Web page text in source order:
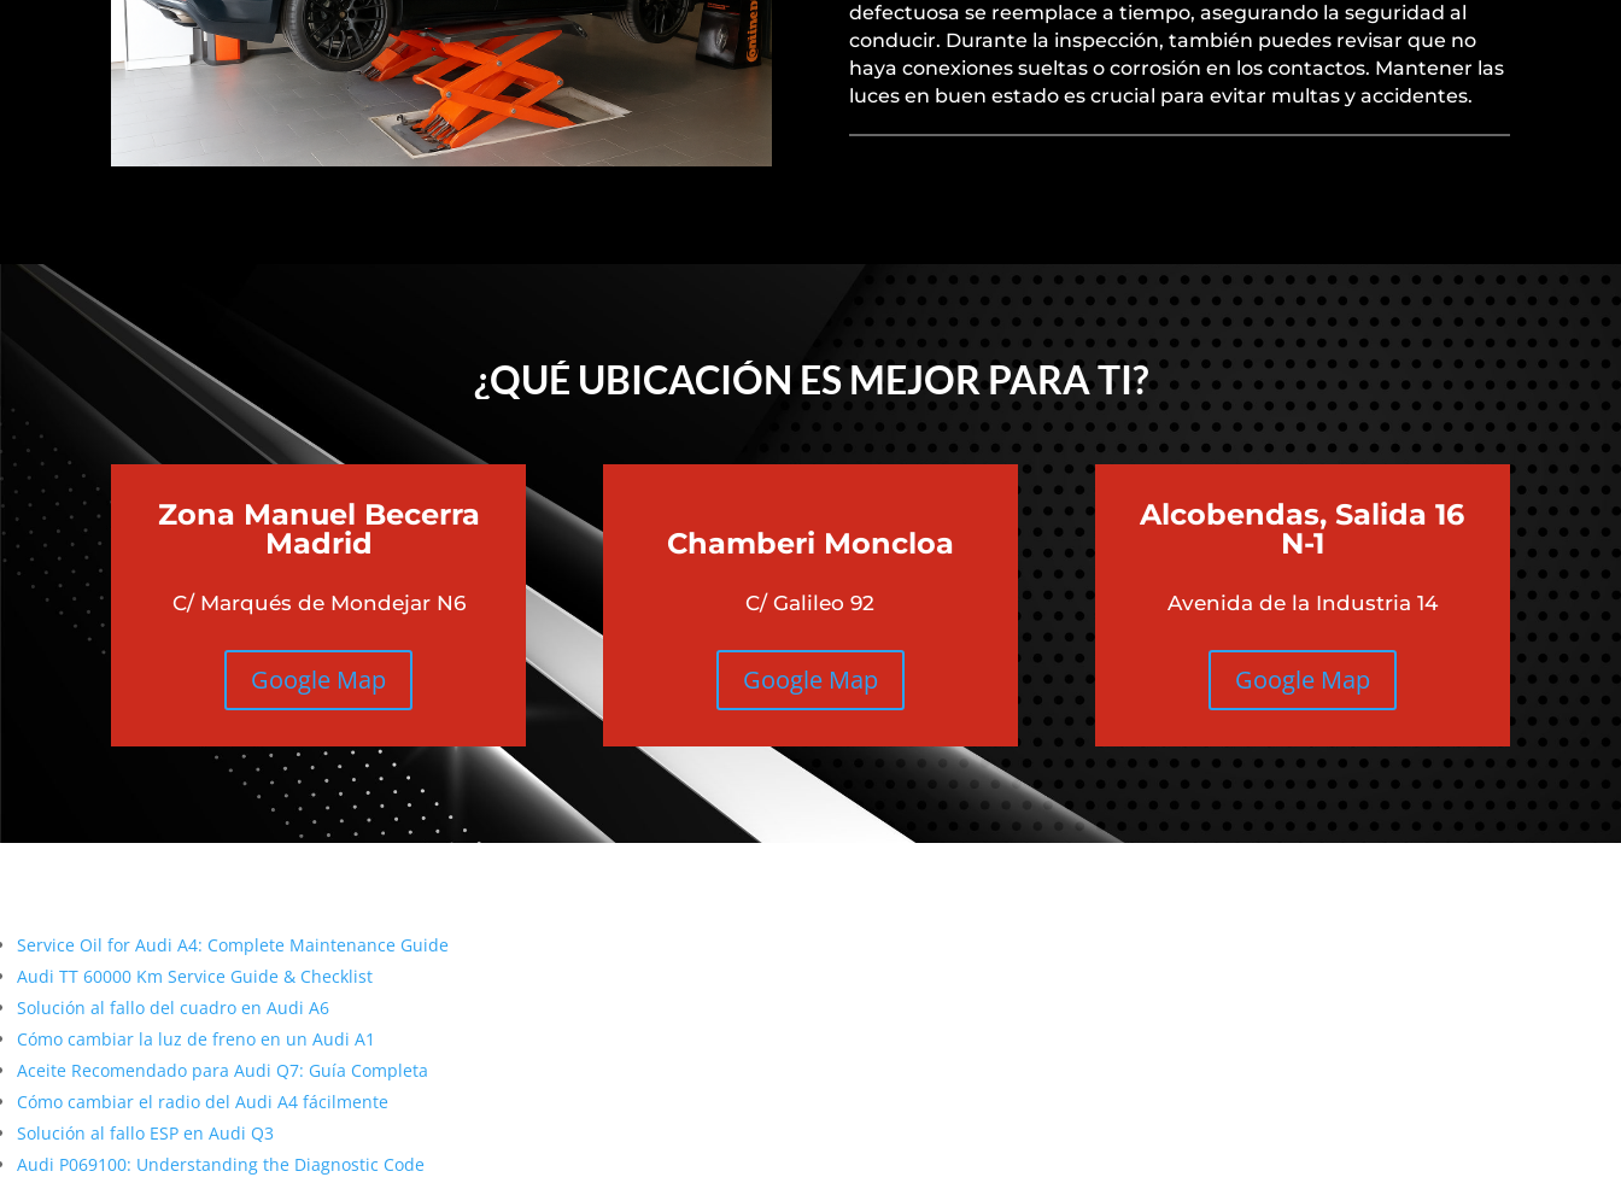
defectuosa se reemplace a tiempo, asegurando la seguridad al
conducir. Durante la inspección, también puedes revisar que no
haya conexiones sueltas o corrosión en los contactos. Mantener las
luces en buen estado es crucial para evitar multas y accidentes.
¿QUÉ UBICACIÓN ES MEJOR PARA TI?
Zona Manuel Becerra
Madrid
C/ Marqués de Mondejar N6
Google Map
Chamberi Moncloa
C/ Galileo 92
Google Map
Alcobendas, Salida 16
N-1
Avenida de la Industria 14
Google Map
Service Oil for Audi A4: Complete Maintenance Guide
Audi TT 60000 Km Service Guide & Checklist
Solución al fallo del cuadro en Audi A6
Cómo cambiar la luz de freno en un Audi A1
Aceite Recomendado para Audi Q7: Guía Completa
Cómo cambiar el radio del Audi A4 fácilmente
Solución al fallo ESP en Audi Q3
Audi P069100: Understanding the Diagnostic Code